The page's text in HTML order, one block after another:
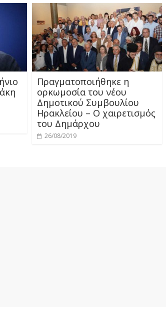
Πραγματοποιήθηκε η
ορκωμοσία του νέου
Δημοτικού Συμβουλίου
Ηρακλείου – Ο χαιρετισμός
του Δημάρχου
26/08/2019